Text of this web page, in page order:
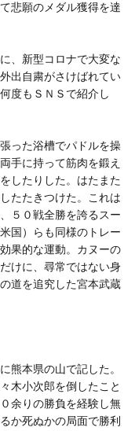
悲願のメダル獲得を達
、新型コロナで大変な
出自粛がさけばれてい
度もＳＮＳで紹介し
った浴槽でパドルを操
手に持って筋肉を鍛え
したりした。はたまた
たたきつけた。これは
５０戦全勝を誇るスー
国）らも同様のトレー
果的な運動。カヌーの
けに、尋常ではない身
道を追究した宮本武蔵
熊本県の山で記した。
木小次郎を倒したこと
余りの勝負を経験し無
か死ぬかの局面で勝利